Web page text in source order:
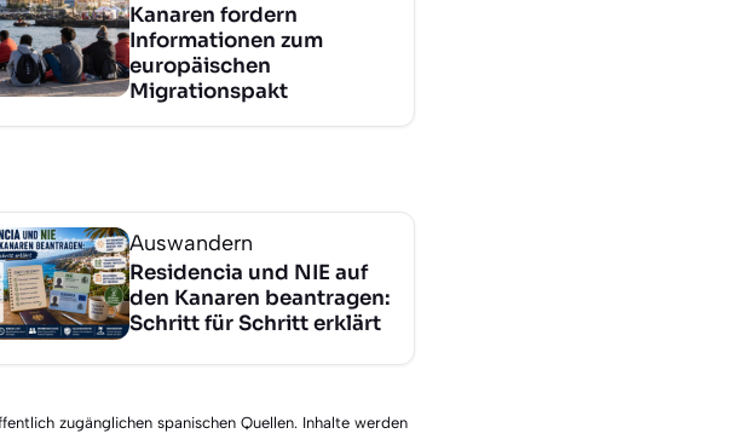
Kanaren fordern
Informationen zum
europäischen
Migrationspakt
Auswandern
Residencia und NIE auf
den Kanaren beantragen:
Schritt für Schritt erklärt
zugänglichen spanischen Quellen. Inhalte werden